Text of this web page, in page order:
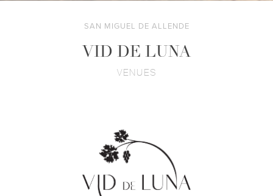
SAN MIGUEL DE ALLENDE
VID DE LUNA
VENUES